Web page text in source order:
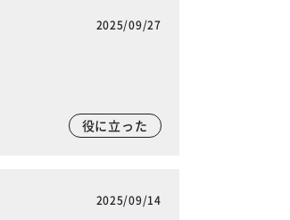
2025/09/27
役に立った
2025/09/14